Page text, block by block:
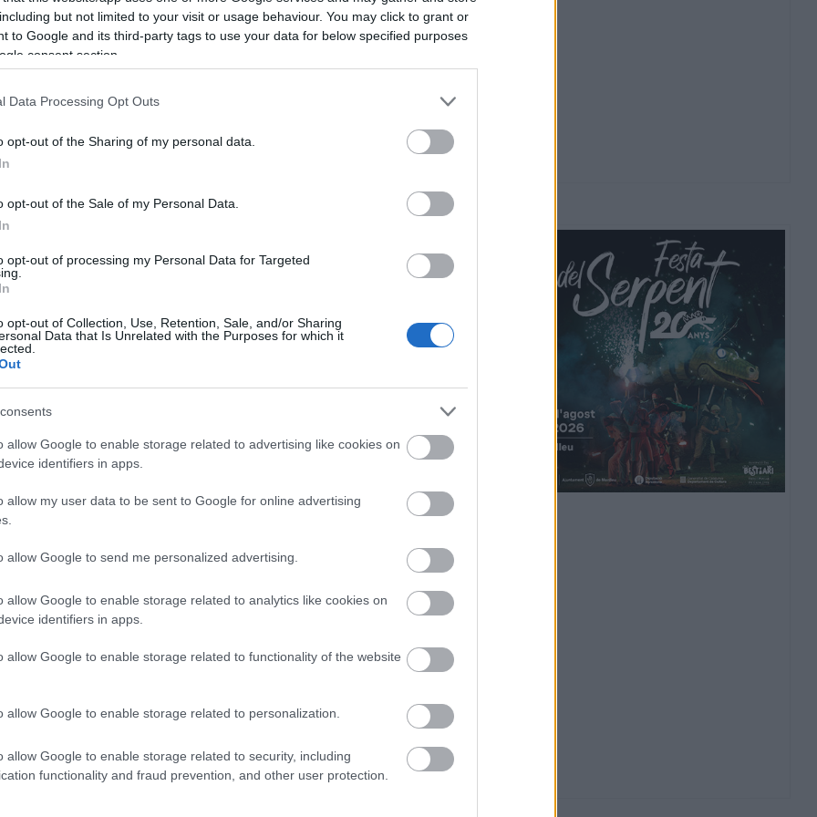
but not limited to your visit or usage behaviour. You may click to grant or
to Google and its third-party tags to use your data for below specified purposes
consent section.
Data Processing Opt Outs
opt-out of the Sharing of my personal data.
opt-out of the Sale of my Personal Data.
opt-out of processing my Personal Data for Targeted
opt-out of Collection, Use, Retention, Sale, and/or Sharing
Data that Is Unrelated with the Purposes for which it
allow Google to enable storage related to advertising like cookies on
identifiers in apps.
allow my user data to be sent to Google for online advertising
allow Google to send me personalized advertising.
allow Google to enable storage related to analytics like cookies on
identifiers in apps.
allow Google to enable storage related to functionality of the website
allow Google to enable storage related to personalization.
allow Google to enable storage related to security, including
functionality and fraud prevention, and other user protection.
Infantil
van treballar en aquesta
7 de novembre, on se'ls va explicar el
la finalitat d'explorar diferents
l'accessibilitat per les persones amb
d'idees per fer de Manlleu, una vila
per enriquir el debat i implicar la
els joves regidors van exposar els